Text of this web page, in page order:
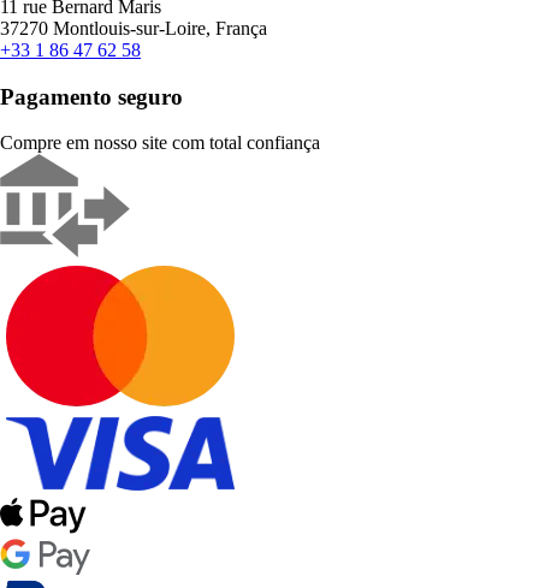
11 rue Bernard Maris
37270 Montlouis-sur-Loire, França
+33 1 86 47 62 58
Pagamento seguro
Compre em nosso site com total confiança